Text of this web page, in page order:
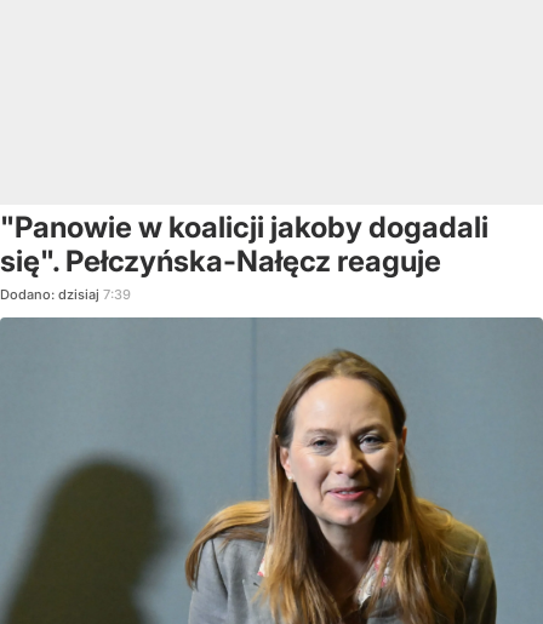
"Panowie w koalicji jakoby dogadali
się". Pełczyńska-Nałęcz reaguje
Dodano: dzisiaj 7:39